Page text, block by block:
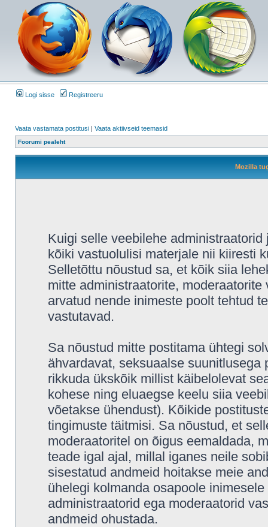
Logi sisse Registreeru
Vaata vastamata postitusi | Vaata aktiivseid teemasid
Foorumi pealeht
Mozilla
Kuigi selle veebilehe
kõiki vastuolulisi materjale nii kiiresti
Selletõttu nõustud sa, et kõik siia
mitte administraatorite,
arvatud nende inimeste poolt tehtud
vastutavad.
Sa nõustud mitte postitama ühtegi
ähvardavat, seksuaalse
rikkuda ükskõik millist käibelolevat
kohese ning eluaegse keelu siia
võetakse ühendust). Kõikide
tingimuste täitmisi. Sa nõustud, et
moderaatoritel on õigus eemaldada,
teade igal ajal, millal iganes neile
sisestatud andmeid hoitakse meie
ühelegi kolmanda osapoole
administraatorid ega moderaatorid
andmeid ohustada.